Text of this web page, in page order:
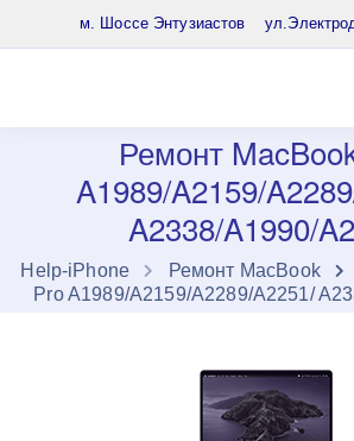
8 (903) 961-65-64
м. Шоссе Энтузиастов
Ремонт
A1989/A2159/
A2338/A1990/
Нelp-iPhone Ремонт MacBook
Pro A1989/A2159/A2289/A2251/